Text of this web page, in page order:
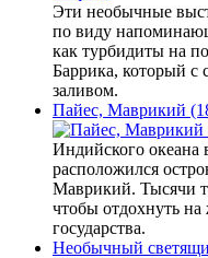
Эти необычные
по виду
как турбидиты на
Баррика, который с
заливом.
Пайес, Маврикий
Индийского океана
расположился
Маврикий. Тысячи
чтобы отдохнуть
государства.
Необычный